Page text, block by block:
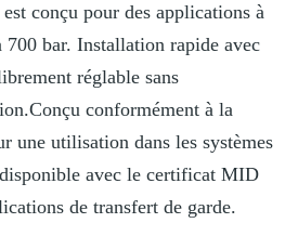
conçu pour des applications à
700 bar. Installation rapide avec
réglable sans
conformément à la
une utilisation dans les systèmes
avec le certificat MID
de transfert de garde.